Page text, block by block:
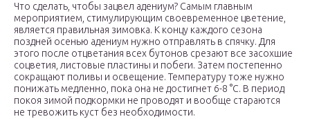
Что сделать, чтобы зацвел адениум? Самым главным
мероприятием, стимулирующим своевременное цветение,
является правильная зимовка. К концу каждого сезона
поздней осенью адениум нужно отправлять в спячку. Для
этого после отцветания всех бутонов срезают все засохшие
соцветия, листовые пластины и побеги. Затем постепенно
сокращают поливы и освещение. Температуру тоже нужно
понижать медленно, пока она не достигнет 6-8 °С. В период
покоя зимой подкормки не проводят и вообще стараются
не тревожить куст без необходимости.